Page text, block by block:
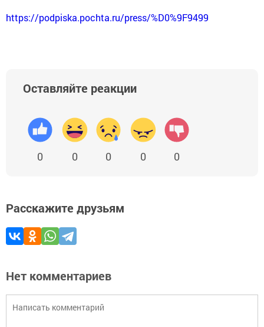
https://podpiska.pochta.ru/press/%D0%9F9499
Оставляйте реакции
0 0 0 0 0
Расскажите друзьям
Нет комментариев